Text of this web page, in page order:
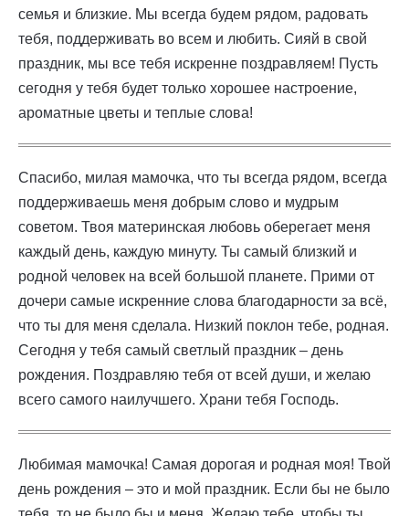
семья и близкие. Мы всегда будем рядом, радовать
тебя, поддерживать во всем и любить. Сияй в свой
праздник, мы все тебя искренне поздравляем! Пусть
сегодня у тебя будет только хорошее настроение,
ароматные цветы и теплые слова!
Спасибо, милая мамочка, что ты всегда рядом, всегда
поддерживаешь меня добрым слово и мудрым
советом. Твоя материнская любовь оберегает меня
каждый день, каждую минуту. Ты самый близкий и
родной человек на всей большой планете. Прими от
дочери самые искренние слова благодарности за всё,
что ты для меня сделала. Низкий поклон тебе, родная.
Сегодня у тебя самый светлый праздник – день
рождения. Поздравляю тебя от всей души, и желаю
всего самого наилучшего. Храни тебя Господь.
Любимая мамочка! Самая дорогая и родная моя! Твой
день рождения – это и мой праздник. Если бы не было